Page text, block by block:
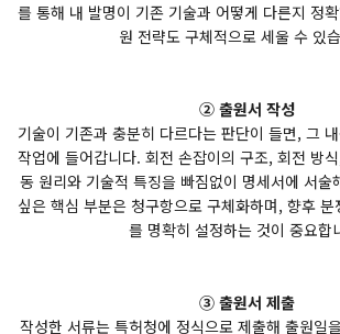
를 통해 내 발명이 기존 기술과 어떻게 다른지 정
원 전략도 구체적으로 세울 수 있
② 출원서 작성
기술이 기존과 충분히 다르다는 판단이 들면, 그
작업에 들어갑니다. 회전 손잡이의 구조, 회전 방
동 원리와 기술적 특징을 빠짐없이 명세서에 서술
싶은 핵심 부분은 청구항으로 구체화하며, 향후
를 명확히 설정하는 것이 중요합
③ 출원서 제출
작성한 서류는 특허청에 정식으로 제출해 출원일